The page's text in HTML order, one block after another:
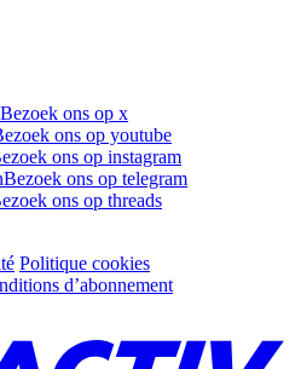
Bezoek ons op x
ons op youtube
ons op instagram
Bezoek ons op telegram
ons op threads
Politique cookies
d’abonnement